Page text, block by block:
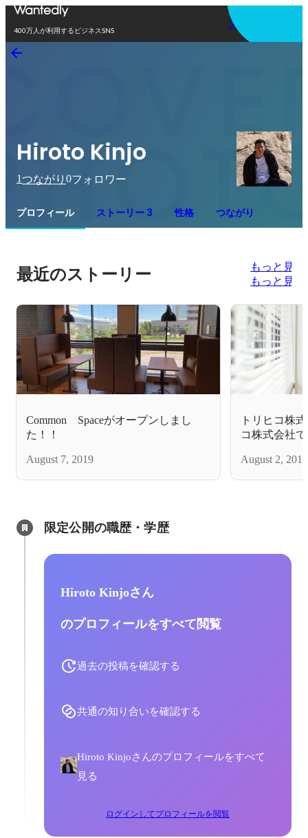
400万人が利用するビジネスSNS
アプリを使う
Hiroto Kinjo
1つながり 0フォロワー
プロフィール ストーリー 3 性格 つながり
最近のストーリー
もっと見る
もっと見る
Common Spaceがオープンしまし
た！！
August 7, 2019
トリヒコ株
コ株式会社
August 2, 2019
限定公開の職歴・学歴
Hiroto Kinjoさん
のプロフィールをすべて閲覧
過去の投稿を確認する
共通の知り合いを確認する
Hiroto Kinjoさんのプロフィールをすべて
見る
ログインしてプロフィールを閲覧